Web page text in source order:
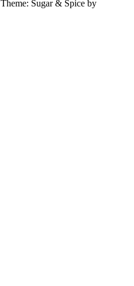
Theme: Sugar & Spice by